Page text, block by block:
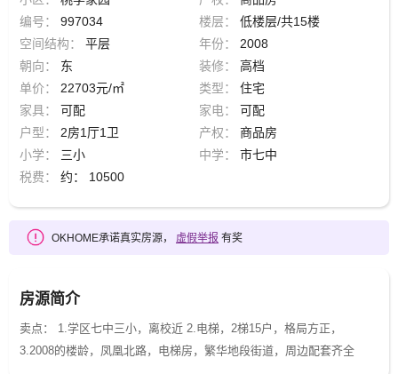
编号：
997034 楼层：
低楼层/共15楼
空间结构：
平层 年份：
2008
朝向：
东 装修：
高档
单价：
22703元/㎡ 类型：
住宅
家具：
可配 家电：
可配
户型：
2房1厅1卫 产权：
商品房
小学：
三小 中学：
市七中
税费：
约： 10500
OKHOME承诺真实房源， 虚假举报 有奖
房源简介
卖点： 1.学区七中三小，离校近 2.电梯，2梯15户，格局方正，
3.2008的楼龄，凤凰北路，电梯房，繁华地段街道，周边配套齐全